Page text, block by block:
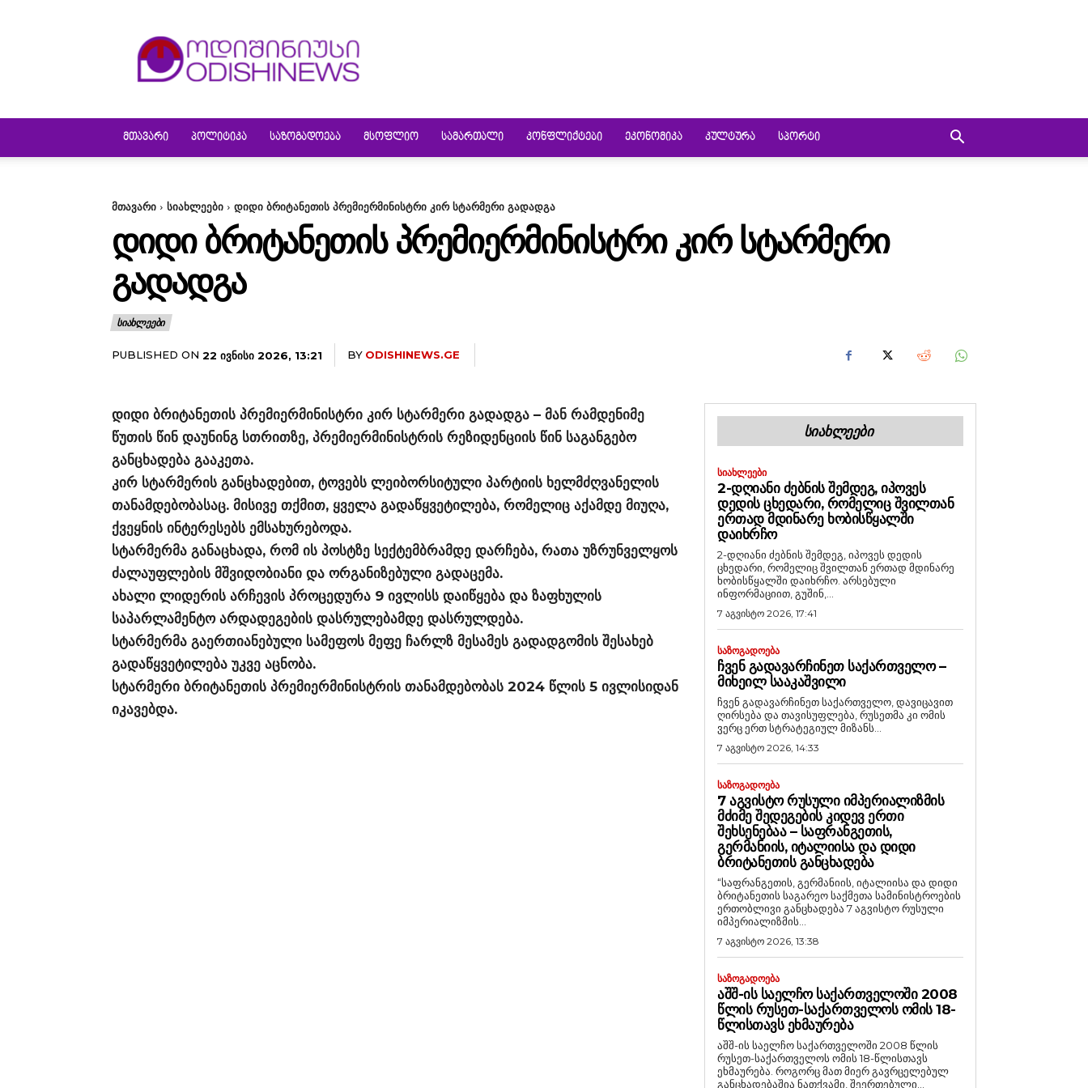
ᲛᲗᲐᲕᲐᲠᲘ ᲞᲝᲚᲘᲢᲘᲙᲐ ᲡᲐᲖᲝᲒᲐᲓᲝᲔᲑᲐ ᲛᲡᲝᲤᲚᲘᲝ ᲡᲐᲛᲐᲠᲗᲐᲚᲘ ᲙᲝᲜᲤᲚᲘᲥᲢᲔᲑᲘ ᲔᲙᲝᲜᲝᲛᲘᲙᲐ ᲙᲣᲚᲢᲣᲠᲐ ᲡᲞᲝᲠᲢᲘ
მთავარი სიახლეები დიდი ბრიტანეთის პრემიერმინისტრი კირ სტარმერი გადადგა
ᲓᲘᲓᲘ ᲑᲠᲘᲢᲐᲜᲔᲗᲘᲡ ᲞᲠᲔᲛᲘᲔᲠᲛᲘᲜᲘᲡᲢᲠᲘ ᲙᲘᲠ ᲡᲢᲐᲠᲛᲔᲠᲘ
ᲒᲐᲓᲐᲓᲒᲐ
ᲡᲘᲐᲮᲚᲔᲔᲑᲘ
PUBLISHED ON 22 ᲘᲕᲜᲘᲡᲘ 2026, 13:21 BY ODISHINEWS.GE
დიდი ბრიტანეთის პრემიერმინისტრი კირ სტარმერი გადადგა – მან რამდენიმე
წუთის წინ დაუნინგ სთრითზე, პრემიერმინისტრის რეზიდენციის წინ საგანგებო
განცხადება გააკეთა.
კირ სტარმერის განცხადებით, ტოვებს ლეიბორსიტული პარტიის ხელმძღვანელის
თანამდებობასაც. მისივე თქმით, ყველა გადაწყვეტილება, რომელიც აქამდე მიუღა,
ქვეყნის ინტერესებს ემსახურებოდა.
სტარმერმა განაცხადა, რომ ის პოსტზე სექტემბრამდე დარჩება, რათა უზრუნველყოს
ძალაუფლების მშვიდობიანი და ორგანიზებული გადაცემა.
ახალი ლიდერის არჩევის პროცედურა 9 ივლისს დაიწყება და ზაფხულის
საპარლამენტო არდადეგების დასრულებამდე დასრულდება.
სტარმერმა გაერთიანებული სამეფოს მეფე ჩარლზ მესამეს გადადგომის შესახებ
გადაწყვეტილება უკვე აცნობა.
სტარმერი ბრიტანეთის პრემიერმინისტრის თანამდებობას 2024 წლის 5 ივლისიდან
იკავებდა.
ᲡᲘᲐᲮᲚᲔᲔᲑᲘ
ᲡᲘᲐᲮᲚᲔᲔᲑᲘ
2-ᲓᲦᲘᲐᲜᲘ ᲫᲔᲑᲜᲘᲡ ᲨᲔᲛᲓᲔᲒ, ᲘᲞᲝᲕᲔᲡ
ᲓᲔᲓᲘᲡ ᲪᲮᲔᲓᲐᲠᲘ, ᲠᲝᲛᲔᲚᲘᲪ ᲨᲕᲘᲚᲗᲐᲜ
ᲔᲠᲗᲐᲓ ᲛᲓᲘᲜᲐᲠᲔ ᲮᲝᲑᲘᲡᲬᲧᲐᲚᲨᲘ
ᲓᲐᲘᲮᲠᲩᲝ
2-დღიანი ძებნის შემდეგ, იპოვეს დედის
ცხედარი, რომელიც შვილთან ერთად მდინარე
ხობისწყალში დაიხრჩო. არსებული
ინფორმაციით, გუშინ,...
7 აგვისტო 2026, 17:41
ᲡᲐᲖᲝᲒᲐᲓᲝᲔᲑᲐ
ᲩᲕᲔᲜ ᲒᲐᲓᲐᲕᲐᲠᲩᲘᲜᲔᲗ ᲡᲐᲥᲐᲠᲗᲕᲔᲚᲝ –
ᲛᲘᲮᲔᲘᲚ ᲡᲐᲐᲙᲐᲨᲕᲘᲚᲘ
ჩვენ გადავარჩინეთ საქართველო, დავიცავით
ღირსება და თავისუფლება, რუსეთმა კი ომის
ვერც ერთ სტრატეგიულ მიზანს...
7 აგვისტო 2026, 14:33
ᲡᲐᲖᲝᲒᲐᲓᲝᲔᲑᲐ
7 ᲐᲒᲕᲘᲡᲢᲝ ᲠᲣᲡᲣᲚᲘ ᲘᲛᲞᲔᲠᲘᲐᲚᲘᲖᲛᲘᲡ
ᲛᲫᲘᲛᲔ ᲨᲔᲓᲔᲒᲔᲑᲘᲡ ᲙᲘᲓᲔᲕ ᲔᲠᲗᲘ
ᲨᲔᲮᲡᲔᲜᲔᲑᲐᲐ – ᲡᲐᲤᲠᲐᲜᲒᲔᲗᲘᲡ,
ᲒᲔᲠᲛᲐᲜᲘᲘᲡ, ᲘᲢᲐᲚᲘᲘᲡᲐ ᲓᲐ ᲓᲘᲓᲘ
ᲑᲠᲘᲢᲐᲜᲔᲗᲘᲡ ᲒᲐᲜᲪᲮᲐᲓᲔᲑᲐ
“საფრანგეთის, გერმანიის, იტალიისა და დიდი
ბრიტანეთის საგარეო საქმეთა სამინისტროების
ერთობლივი განცხადება 7 აგვისტო რუსული
იმპერიალიზმის...
7 აგვისტო 2026, 13:38
ᲡᲐᲖᲝᲒᲐᲓᲝᲔᲑᲐ
ᲐᲨᲨ-ᲘᲡ ᲡᲐᲔᲚᲩᲝ ᲡᲐᲥᲐᲠᲗᲕᲔᲚᲝᲨᲘ 2008
ᲬᲚᲘᲡ ᲠᲣᲡᲔᲗ-ᲡᲐᲥᲐᲠᲗᲕᲔᲚᲝᲡ ᲝᲛᲘᲡ 18-
ᲬᲚᲘᲡᲗᲐᲕᲡ ᲔᲮᲛᲐᲣᲠᲔᲑᲐ
აშშ-ის საელჩო საქართველოში 2008 წლის
რუსეთ-საქართველოს ომის 18-წლისთავს
ეხმაურება. როგორც მათ მიერ გავრცელებულ
განცხადებაშია ნათქვამი, შეერთებული...